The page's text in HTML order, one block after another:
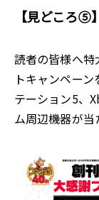
【見どころ⑤
読者の皆様へ特
トキャンペー
テーション5、
ム周辺機器が当